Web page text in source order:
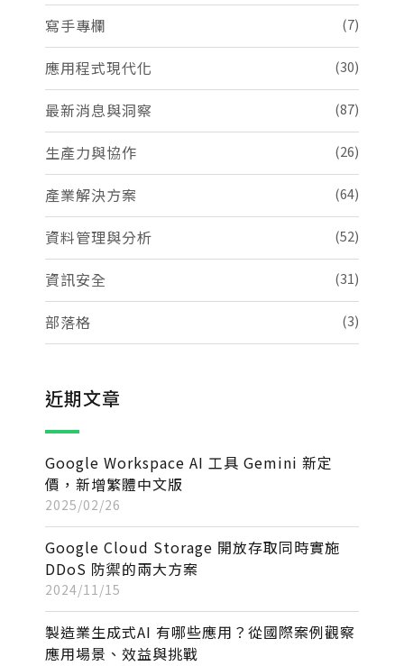
寫手專欄 (7)
應用程式現代化 (30)
最新消息與洞察 (87)
生產力與協作 (26)
產業解決方案 (64)
資料管理與分析 (52)
資訊安全 (31)
部落格 (3)
近期文章
Google Workspace AI 工具 Gemini 新定
價，新增繁體中文版
2025/02/26
Google Cloud Storage 開放存取同時實施
DDoS 防禦的兩大方案
2024/11/15
製造業生成式AI 有哪些應用？從國際案例觀察
應用場景、效益與挑戰